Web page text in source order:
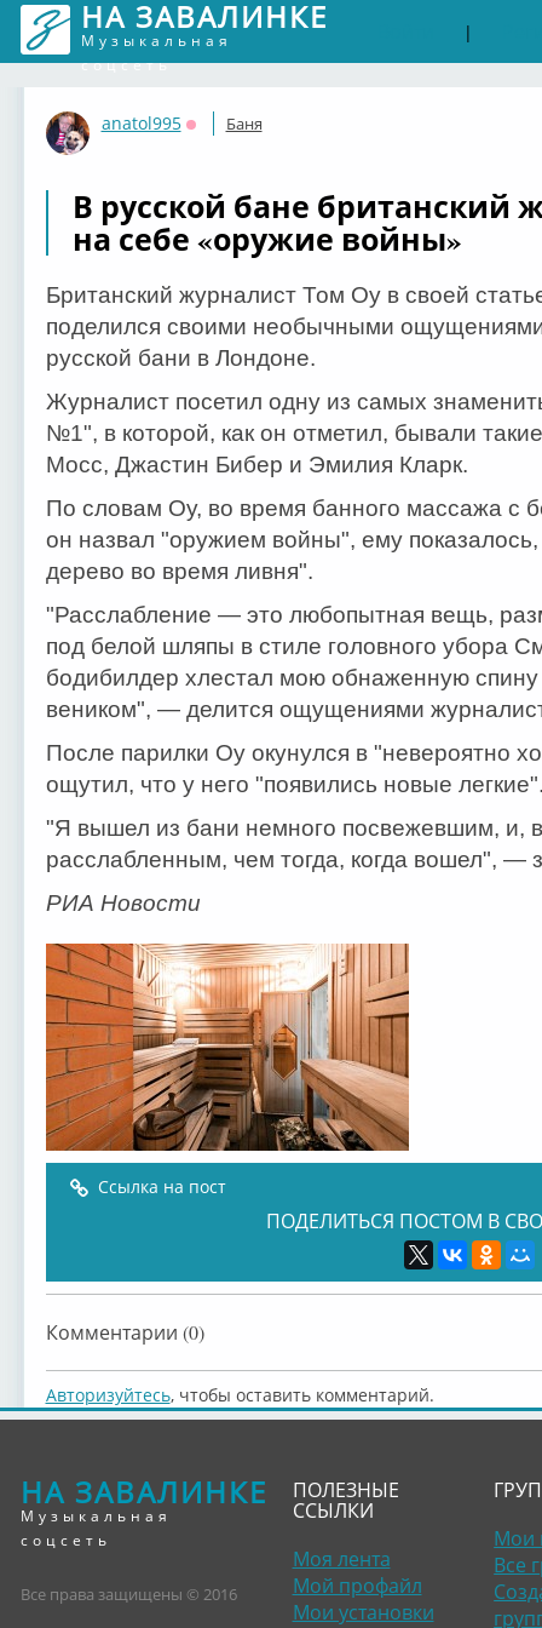
НА ЗАВАЛИНКЕ
Музыкальная
соцсеть
|
anatol995
Оффлайн
Баня
В русской бане британский
на себе «оружие войны»
Британский журналист Том Оу в своей
поделился своими необычными
русской бани в Лондоне.
Журналист посетил одну из самых
№1", в которой, как он отметил, бывали
Мосс, Джастин Бибер и Эмилия Кларк.
По словам Оу, во время банного массажа с
он назвал "оружием войны", ему
дерево во время ливня".
"Расслабление — это любопытная вещь,
под белой шляпы в стиле головного убора
бодибилдер хлестал мою обнаженную
веником", — делится ощущениями
После парилки Оу окунулся в "невероятно
ощутил, что у него "появились новые
"Я вышел из бани немного посвежевшим, и,
расслабленным, чем тогда, когда вошел", —
РИА Новости
Ссылка на пост
ПОДЕЛИТЬСЯ ПОСТОМ В
Комментарии (0)
Авторизуйтесь, чтобы оставить комментарий.
НА ЗАВАЛИНКЕ
Музыкальная
соцсеть
Все права защищены © 2016
ПОЛЕЗНЫЕ
ССЫЛКИ
Моя лента
Мой профайл
Мои установки
Мои
Все